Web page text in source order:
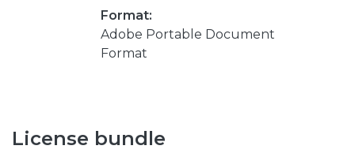
Format:
Adobe Portable Document
Format
License bundle